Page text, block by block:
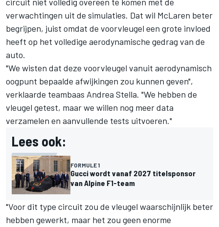
verwachtingen uit de simulaties. Dat wil McLaren beter
begrijpen, juist omdat de voorvleugel een grote invloed
heeft op het volledige aerodynamische gedrag van de
auto.
"We wisten dat deze voorvleugel vanuit aerodynamisch
oogpunt bepaalde afwijkingen zou kunnen geven",
verklaarde teambaas Andrea Stella. "We hebben de
vleugel getest, maar we willen nog meer data
verzamelen en aanvullende tests uitvoeren."
Lees ook:
FORMULE 1
Gucci wordt vanaf 2027 titelsponsor
van Alpine F1-team
"Voor dit type circuit zou de vleugel waarschijnlijk beter
hebben gewerkt, maar het zou geen enorme